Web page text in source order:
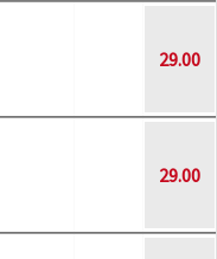
29.00
29.00